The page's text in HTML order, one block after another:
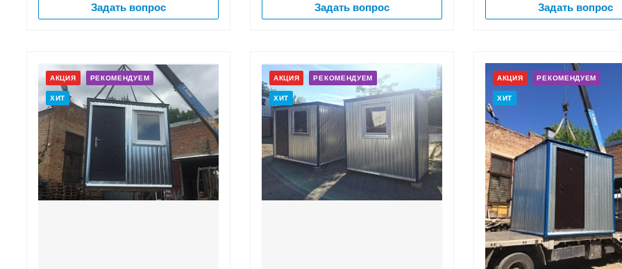
Задать вопрос Задать вопрос Задать вопрос
АКЦИЯ РЕКОМЕНДУЕМ
ХИТ
АКЦИЯ РЕКОМЕНДУЕМ
ХИТ
АКЦИЯ РЕКОМЕНДУЕМ
ХИТ